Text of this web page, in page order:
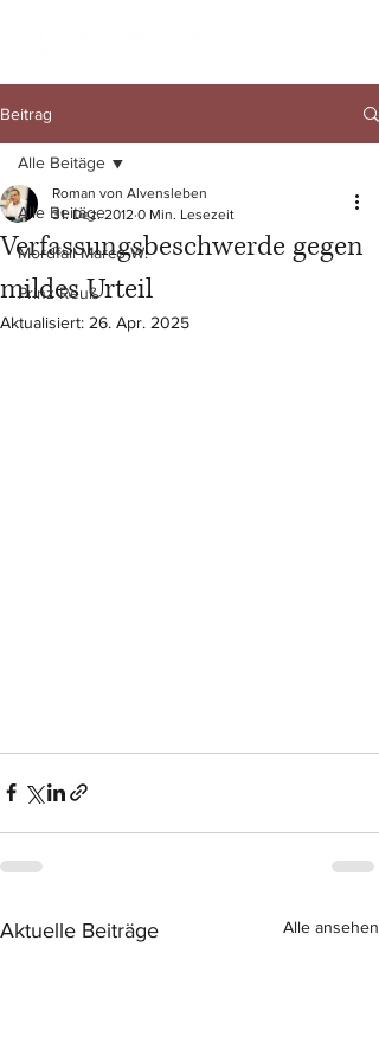
Beitrag
Alle Beitäge
Mordfall Marco W.
Prinz Reuß
Alle Beitäge
Verfassungsbeschwerde gegen
mildes Urteil
Roman von Alvensleben
31. Dez. 2012 0 Min. Lesezeit
Aktualisiert: 26. Apr. 2025
Aktuelle Beiträge Alle ansehen